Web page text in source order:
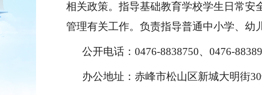
相关政策。指导基础教育学校学生日常
管理有关工作。负责指导普通中小学、幼
公开电话：0476-8838750、0476-
办公地址：赤峰市松山区新城大明街